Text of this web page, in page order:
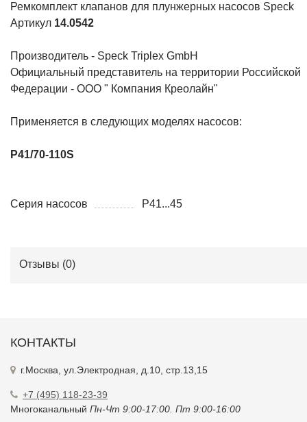
Ремкомплект клапанов для плунжерных насосов Speck
Артикул 14.0542
Производитель - Speck Triplex GmbH
Официальный представитель на территории Российской
Федерации - ООО " Компания Креолайн"
Применяется в следующих моделях насосов:
P41/70-110S
Серия насосов P41...45
Отзывы (0)
КОНТАКТЫ
г.Москва, ул.Электродная, д.10, стр.13,15
+7 (495) 118-23-39
Многоканальный Пн-Чт 9:00-17:00. Пт 9:00-16:00